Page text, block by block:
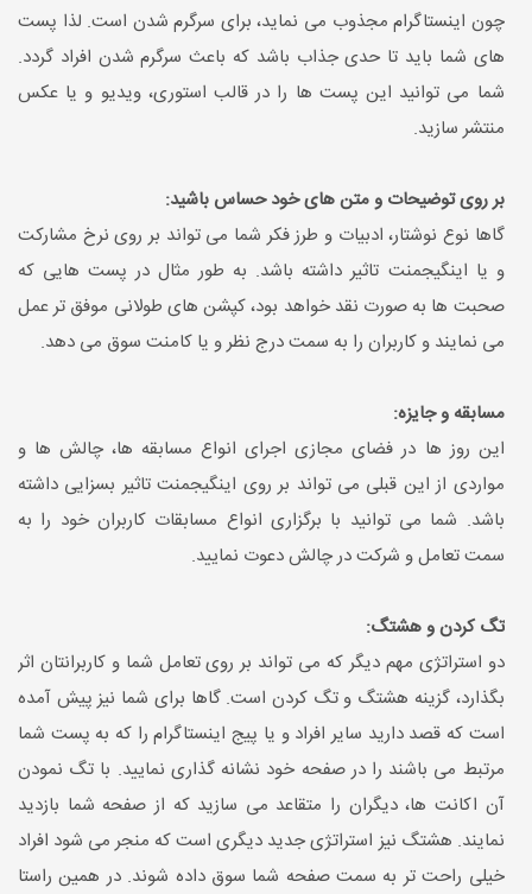
چون اینستاگرام مجذوب می نماید، برای سرگرم شدن است. لذا پست
های شما باید تا حدی جذاب باشد که باعث سرگرم شدن افراد گردد.
شما می توانید این پست ها را در قالب استوری، ویدیو و یا عکس
منتشر سازید.
بر روی توضیحات و متن های خود حساس باشید:
گاها نوع نوشتار، ادبیات و طرز فکر شما می تواند بر روی نرخ مشارکت
و یا اینگیجمنت تاثیر داشته باشد. به طور مثال در پست هایی که
صحبت ها به صورت نقد خواهد بود، کپشن های طولانی موفق تر عمل
می نمایند و کاربران را به سمت درج نظر و یا کامنت سوق می دهد.
مسابقه و جایزه:
این روز ها در فضای مجازی اجرای انواع مسابقه ها، چالش ها و
مواردی از این قبلی می تواند بر روی اینگیجمنت تاثیر بسزایی داشته
باشد. شما می توانید با برگزاری انواع مسابقات کاربران خود را به
سمت تعامل و شرکت در چالش دعوت نمایید.
تگ کردن و هشتگ:
دو استراتژی مهم دیگر که می تواند بر روی تعامل شما و کاربرانتان اثر
بگذارد، گزینه هشتگ و تگ کردن است. گاها برای شما نیز پیش آمده
است که قصد دارید سایر افراد و یا پیج اینستاگرام را که به پست شما
مرتبط می باشند را در صفحه خود نشانه گذاری نمایید. با تگ نمودن
آن اکانت ها، دیگران را متقاعد می سازید که از صفحه شما بازدید
نمایند. هشتگ نیز استراتژی جدید دیگری است که منجر می شود افراد
خیلی راحت تر به سمت صفحه شما سوق داده شوند. در همین راستا